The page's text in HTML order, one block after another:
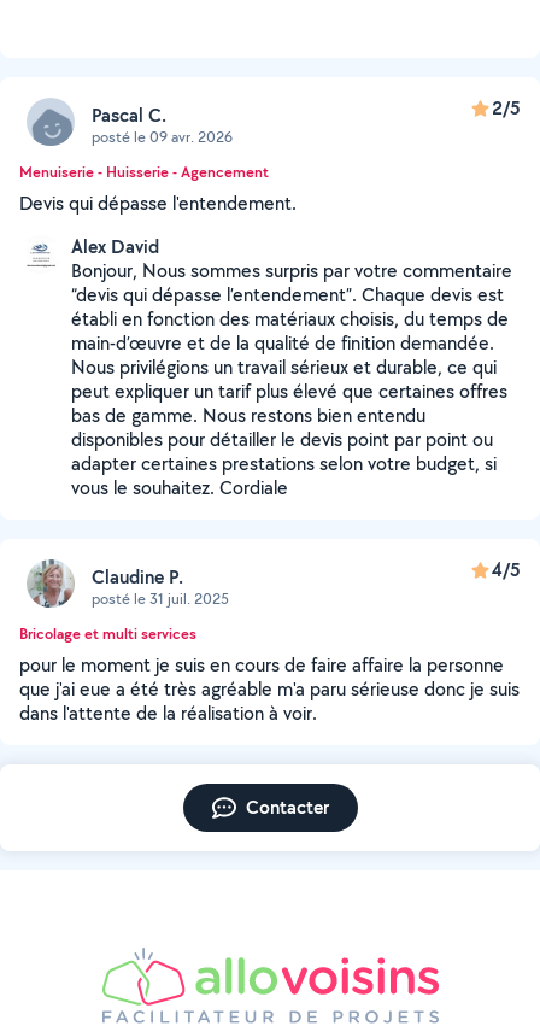
Pascal C.
posté le 09 avr. 2026
2/5
Menuiserie - Huisserie - Agencement
Devis qui dépasse l'entendement.
Alex David
Bonjour, Nous sommes surpris par votre commentaire
“devis qui dépasse l’entendement”. Chaque devis est
établi en fonction des matériaux choisis, du temps de
main-d’œuvre et de la qualité de finition demandée.
Nous privilégions un travail sérieux et durable, ce qui
peut expliquer un tarif plus élevé que certaines offres
bas de gamme. Nous restons bien entendu
disponibles pour détailler le devis point par point ou
adapter certaines prestations selon votre budget, si
vous le souhaitez. Cordiale
Claudine P.
posté le 31 juil. 2025
4/5
Bricolage et multi services
pour le moment je suis en cours de faire affaire la personne
que j'ai eue a été très agréable m'a paru sérieuse donc je suis
dans l'attente de la réalisation à voir.
Contacter